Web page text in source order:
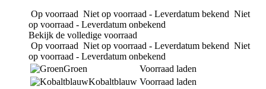
Op voorraad Niet op voorraad - Leverdatum bekend Niet
op voorraad - Leverdatum onbekend
Bekijk de volledige voorraad
Op voorraad Niet op voorraad - Leverdatum bekend Niet
op voorraad - Leverdatum onbekend
Groen
Voorraad laden
Kobaltblauw Voorraad laden